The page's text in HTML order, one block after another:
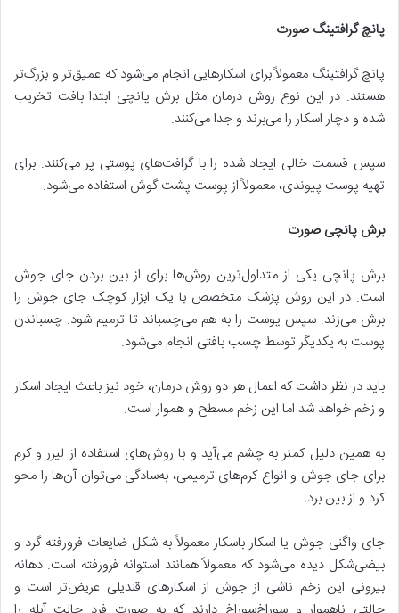
پانچ گرافتینگ صورت
پانچ گرافتینگ معمولاً برای اسکارهایی انجام می‌شود که عمیق‌تر و بزرگ‌تر
هستند. در این نوع روش درمان مثل برش پانچی ابتدا بافت تخریب
شده و دچار اسکار را می‌برند و جدا می‌کنند.
سپس قسمت خالی ایجاد شده را با گرافت‌های‌ پوستی پر می‌کنند. برای
تهیه پوست پیوندی، معمولاً از پوست پشت گوش استفاده می‌شود.
برش پانچی صورت
برش پانچی یکی از متداول‌ترین روش‌ها برای از بین بردن جای جوش
است. در این روش پزشک متخصص با یک ابزار کوچک جای جوش را
برش می‌زند. سپس پوست را به هم می‌چسباند تا ترمیم شود. چسباندن
پوست به یکدیگر توسط چسب بافتی انجام می‌شود.
باید در نظر داشت که اعمال هر دو روش درمان، خود نیز باعث ایجاد اسکار
و زخم خواهد شد اما این زخم مسطح و هموار است.
به همین دلیل کمتر به چشم می‌آید و با روش‌های استفاده از لیزر و کرم
برای جای جوش و انواع کرم‌های ترمیمی، به‌سادگی می‌توان آن‌ها را محو
کرد و از بین برد.
جای واگنی جوش یا اسکار باسکار معمولاً به شکل ضایعات فرورفته گرد و
بیضی‌شکل دیده می‌شود که معمولاً همانند استوانه فرورفته است. دهانه
بیرونی این زخم ناشی از جوش از اسکارهای قندیلی عریض‌تر است و